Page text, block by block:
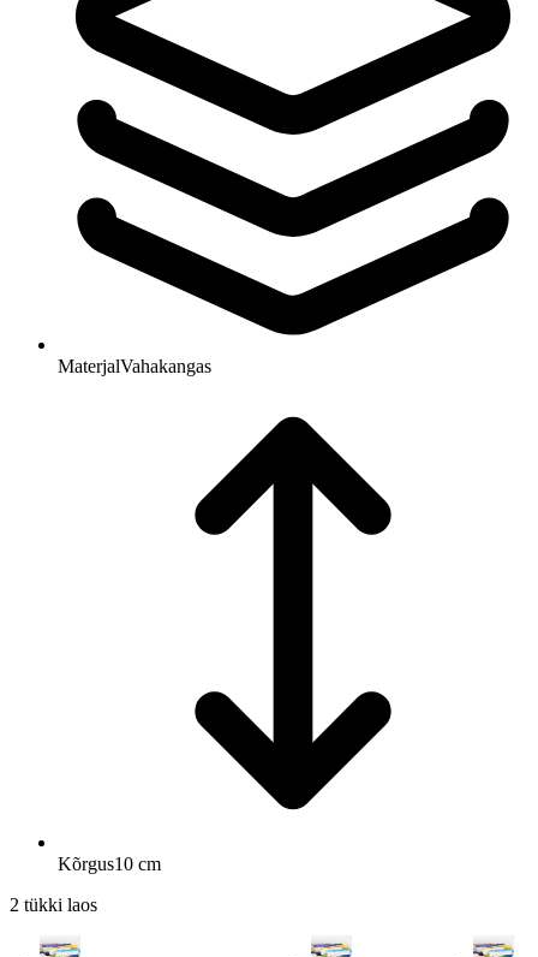
MaterjalVahakangas
Kõrgus10 cm
2 tükki laos